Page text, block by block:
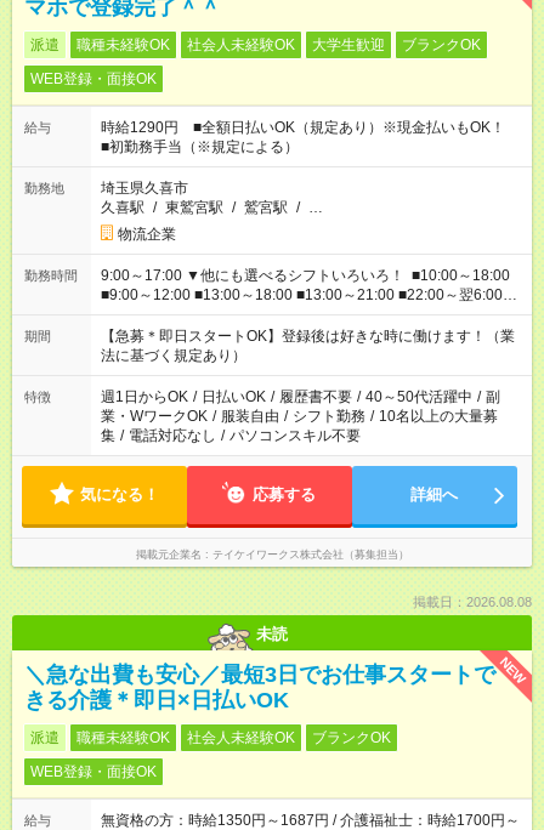
マホで登録完了＾＾
派遣 職種未経験OK 社会人未経験OK 大学生歓迎
ブランクOK
WEB登録・面接OK
給与
時給1290円 ■全額日払いOK（規定あり）※現金払いもOK！
■初勤務手当（※規定による）
勤務地
埼玉県久喜市
久喜駅 / 東鷲宮駅 / 鷲宮駅 / …
物流企業
勤務時間
9:00～17:00 ▼他にも選べるシフトいろいろ！ ■10:00～18:00
■9:00～12:00 ■13:00～18:00 ■13:00～21:00 ■22:00～翌6:00
など あなたの希望を教えてください！
期間
【急募＊即日スタートOK】登録後は好きな時に働けます！（業
法に基づく規定あり）
特徴 週1日からOK / 日払いOK / 履歴書不要 / 40～50代活躍中 / 副
業・WワークOK / 服装自由 / シフト勤務 / 10名以上の大量募
集 / 電話対応なし / パソコンスキル不要
気になる！ 応募する 詳細へ
掲載元企業名 テイケイワークス株式会社（募集担当）
掲載日：2026.08.08
未読
NEW
＼急な出費も安心／最短3日でお仕事スタートで
きる介護＊即日×日払いOK
派遣 職種未経験OK 社会人未経験OK
ブランクOK
WEB登録・面接OK
給与
無資格の方：時給1350円～1687円 / 介護福祉士：時給1700円～